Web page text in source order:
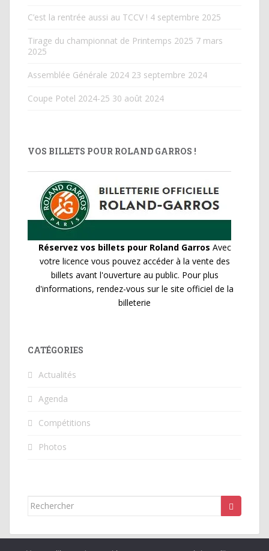
C’est la rentrée aussi au TCCV ! 4 septembre 2025
Tirage du championnat de Printemps 2025 7 mars
2025
Assemblée Générale 2024 23 septembre 2024
Coupe Potel 2024-25 30 août 2024
VOS BILLETS POUR ROLAND GARROS !
Réservez vos billets pour Roland Garros Avec
votre licence vous pouvez accéder à la vente des
billets avant l'ouverture au public. Pour plus
d'informations, rendez-vous sur le site officiel de la
billeterie
CATÉGORIES
Actualités
Agenda
Compétitions
Photos
Rechercher...